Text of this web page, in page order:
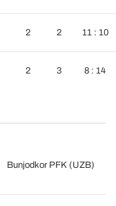
2 2 11 : 10
2 3 8 : 14
Bunjodkor PFK (UZB)